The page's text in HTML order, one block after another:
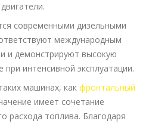
современными дизельными
международным
и демонстрируют высокую
интенсивной эксплуатации.
машинах, как фронтальный
имеет сочетание
расхода топлива. Благодаря